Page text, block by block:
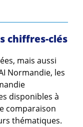
chiffres-clés
mais aussi
Normandie, les
disponibles à
comparaison
thématiques.